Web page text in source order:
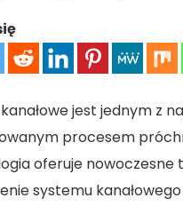
jest jednym z
procesem
oferuje nowoczesne
systemu